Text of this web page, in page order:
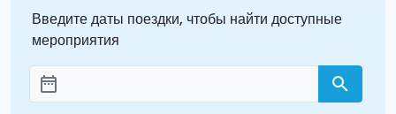
Введите даты поездки, чтобы найти доступные
мероприятия
Aggiungi le date
date_range search